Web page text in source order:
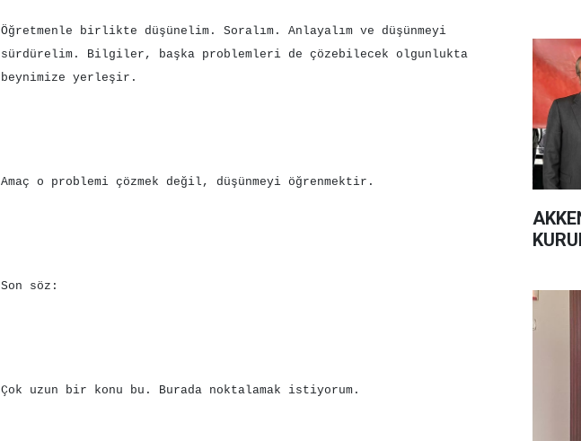
Öğretmenle birlikte düşünelim. Soralım. Anlayalım ve düşünmeyi
sürdürelim. Bilgiler, başka problemleri de çözebilecek olgunlukta
beynimize yerleşir.
Amaç o problemi çözmek değil, düşünmeyi öğrenmektir.
Son söz:
Çok uzun bir konu bu. Burada noktalamak istiyorum.